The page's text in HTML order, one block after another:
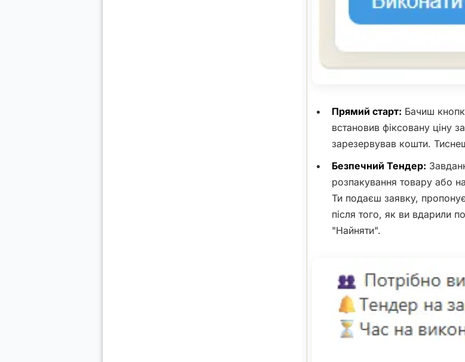
Прямий старт: Бачиш
встановив фіксовану ціну
зарезервував кошти.
Безпечний Тендер:
розпакування товару або
Ти подаєш заявку,
після того, як ви вдарили
"Найняти".